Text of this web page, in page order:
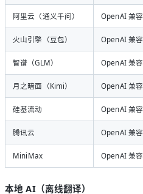
阿里云（通义千问） OpenAI 兼容
火山引擎（豆包） OpenAI 兼容
智谱（GLM） OpenAI 兼容
月之暗面（Kimi） OpenAI 兼容
硅基流动 OpenAI 兼容
腾讯云 OpenAI 兼容
MiniMax OpenAI 兼容
本地 AI（离线翻译）